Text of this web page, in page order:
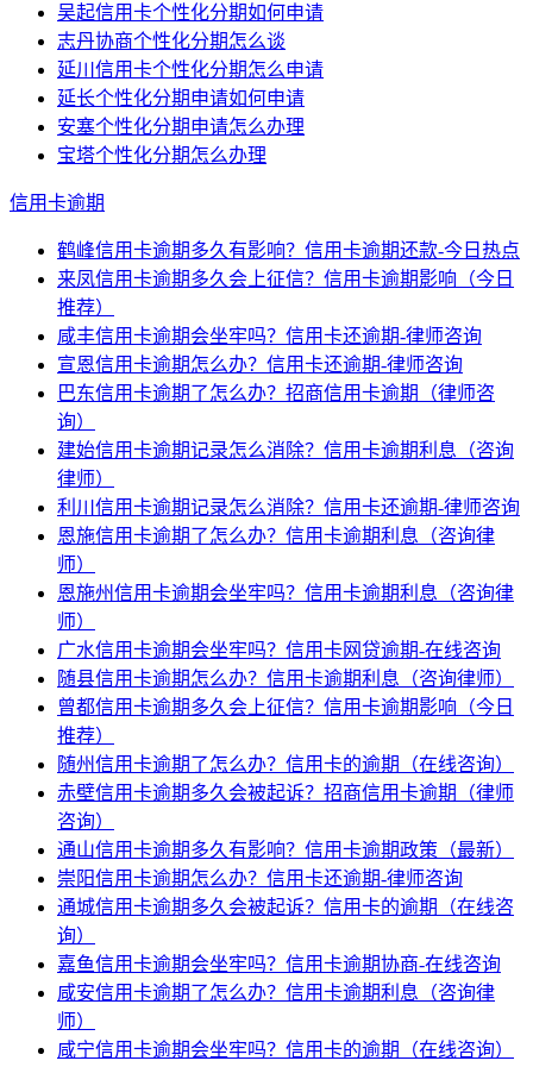
吴起信用卡个性化分期如何申请
志丹协商个性化分期怎么谈
延川信用卡个性化分期怎么申请
延长个性化分期申请如何申请
安塞个性化分期申请怎么办理
宝塔个性化分期怎么办理
信用卡逾期
鹤峰信用卡逾期多久有影响？信用卡逾期还款-今日热点
来凤信用卡逾期多久会上征信？信用卡逾期影响（今日
推荐）
咸丰信用卡逾期会坐牢吗？信用卡还逾期-律师咨询
宣恩信用卡逾期怎么办？信用卡还逾期-律师咨询
巴东信用卡逾期了怎么办？招商信用卡逾期（律师咨
询）
建始信用卡逾期记录怎么消除？信用卡逾期利息（咨询
律师）
利川信用卡逾期记录怎么消除？信用卡还逾期-律师咨询
恩施信用卡逾期了怎么办？信用卡逾期利息（咨询律
师）
恩施州信用卡逾期会坐牢吗？信用卡逾期利息（咨询律
师）
广水信用卡逾期会坐牢吗？信用卡网贷逾期-在线咨询
随县信用卡逾期怎么办？信用卡逾期利息（咨询律师）
曾都信用卡逾期多久会上征信？信用卡逾期影响（今日
推荐）
随州信用卡逾期了怎么办？信用卡的逾期（在线咨询）
赤壁信用卡逾期多久会被起诉？招商信用卡逾期（律师
咨询）
通山信用卡逾期多久有影响？信用卡逾期政策（最新）
崇阳信用卡逾期怎么办？信用卡还逾期-律师咨询
通城信用卡逾期多久会被起诉？信用卡的逾期（在线咨
询）
嘉鱼信用卡逾期会坐牢吗？信用卡逾期协商-在线咨询
咸安信用卡逾期了怎么办？信用卡逾期利息（咨询律
师）
咸宁信用卡逾期会坐牢吗？信用卡的逾期（在线咨询）